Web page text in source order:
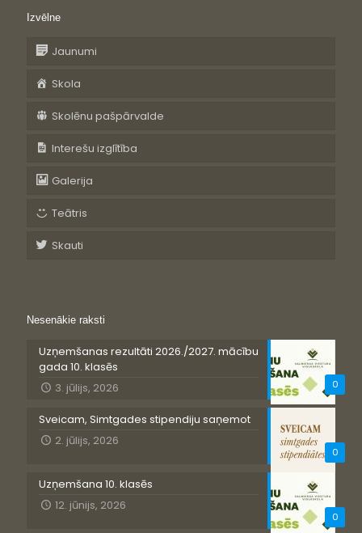
Izvēlne
Jaunumi
Skola
Skolēnu pašpārvalde
Interešu izglītība
Galerija
Teātris
Skauti
Nesenākie raksti
0
Uzņemšanas rezultāti 2026./2027. mācību
gada 10. klasēs
3. jūlijs, 2026
0
Sveicam, Simtgades stipendiju saņemot
2. jūlijs, 2026
0
Uzņemšana 10. klasēs
12. jūnijs, 2026